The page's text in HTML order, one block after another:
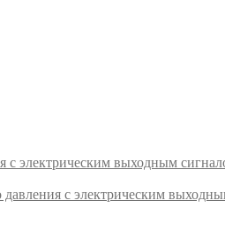
с электрическим выходным
с электрическим